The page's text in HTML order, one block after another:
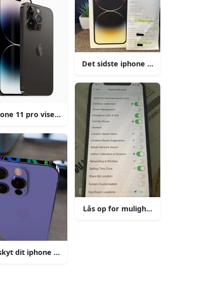
11 i hånden
11 pro vises med to kameraer
dit iphone med en slank case
Det sidste iphone design
Lås op for mulighederne i den